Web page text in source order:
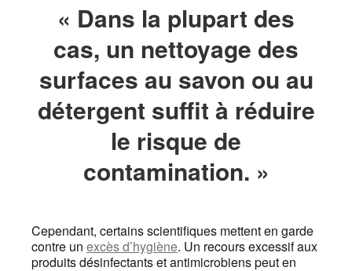
« Dans la plupart des
cas, un nettoyage des
surfaces au savon ou au
détergent suffit à réduire
le risque de
contamination. »
Cependant, certains scientifiques mettent en garde
contre un excès d’hygiène. Un recours excessif aux
produits désinfectants et antimicrobiens peut en